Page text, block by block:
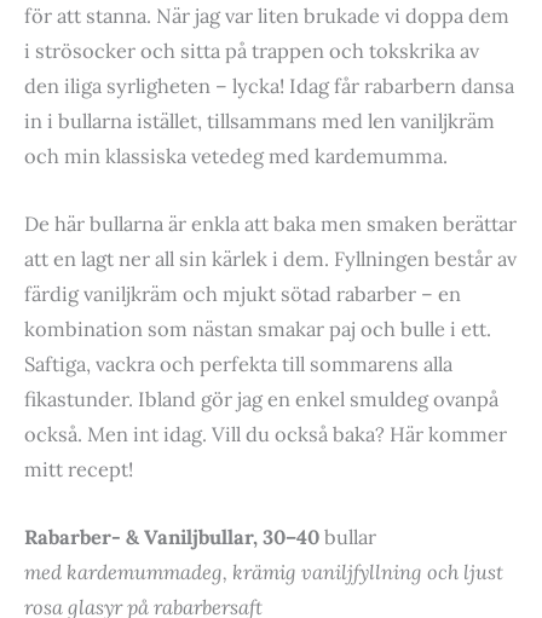
för att stanna. När jag var liten brukade vi doppa dem
i strösocker och sitta på trappen och tokskrika av
den iliga syrligheten – lycka! Idag får rabarbern dansa
in i bullarna istället, tillsammans med len vaniljkräm
och min klassiska vetedeg med kardemumma.
De här bullarna är enkla att baka men smaken berättar
att en lagt ner all sin kärlek i dem. Fyllningen består av
färdig vaniljkräm och mjukt sötad rabarber – en
kombination som nästan smakar paj och bulle i ett.
Saftiga, vackra och perfekta till sommarens alla
fikastunder. Ibland gör jag en enkel smuldeg ovanpå
också. Men int idag. Vill du också baka? Här kommer
mitt recept!
Rabarber- & Vaniljbullar, 30–40bullar
med kardemummadeg, krämig vaniljfyllning och ljust
rosa glasyr på rabarbersaft